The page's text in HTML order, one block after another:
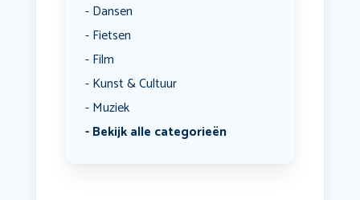
Dansen
Fietsen
Film
Kunst & Cultuur
Muziek
Bekijk alle categorieën